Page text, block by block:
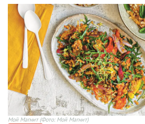
Мой Магнит(Фото: Мой Магнит)